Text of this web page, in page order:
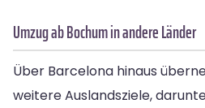
Umzug ab Bochum in andere Länder
Über Barcelona hinaus
weitere Auslandsziele,